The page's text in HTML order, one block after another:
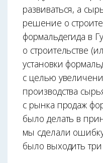
развиваться, а
решение о
формальдегида в
о строительстве
установки
с целью
производства
с рынка продаж
было делать в
мы сделали
было выходить три